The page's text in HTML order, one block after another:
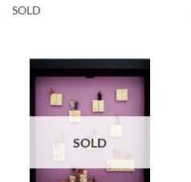
SOLD
SOLD